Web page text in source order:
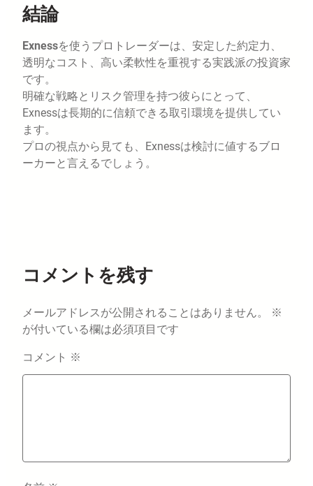
結論
Exnessを使うプロトレーダーは、安定した約定力、
透明なコスト、高い柔軟性を重視する実践派の投資家
です。
明確な戦略とリスク管理を持つ彼らにとって、
Exnessは長期的に信頼できる取引環境を提供してい
ます。
プロの視点から見ても、Exnessは検討に値するブロ
ーカーと言えるでしょう。
コメントを残す
メールアドレスが公開されることはありません。
※
が付いている欄は必須項目です
コメント ※